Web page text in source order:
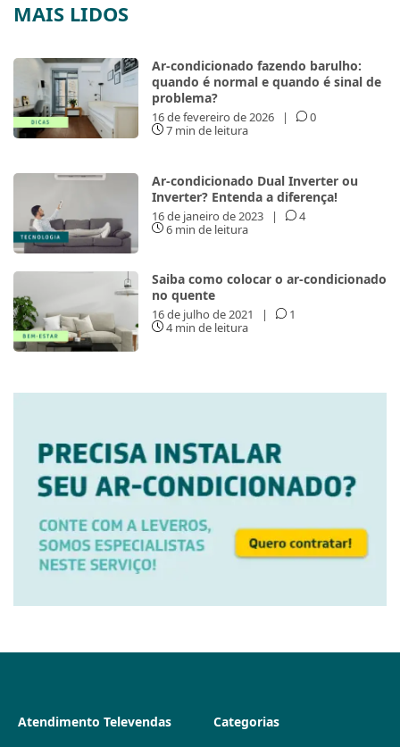
MAIS LIDOS
Ar-condicionado fazendo barulho:
quando é normal e quando é sinal de
problema?
16 de fevereiro de 2026 |
0
7 min de leitura
Ar-condicionado Dual Inverter ou
Inverter? Entenda a diferença!
16 de janeiro de 2023 |
4
6 min de leitura
Saiba como colocar o ar-condicionado
no quente
16 de julho de 2021 |
1
4 min de leitura
Atendimento Televendas Categorias